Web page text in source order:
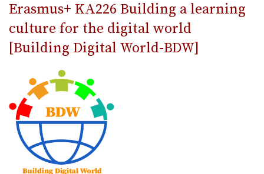
Erasmus+ ΚΑ226 Building a learning
culture for the digital world
[Building Digital World-BDW]